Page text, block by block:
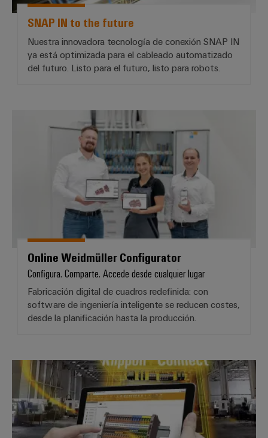
SNAP IN to the future
Nuestra innovadora tecnología de conexión SNAP IN
ya está optimizada para el cableado automatizado
del futuro. Listo para el futuro, listo para robots.
Online Weidmüller Configurator
Online Weidmüller Configurator
Configura. Comparte. Accede desde cualquier lugar
Fabricación digital de cuadros redefinida: con
software de ingeniería inteligente se reducen costes,
desde la planificación hasta la producción.
Fast Delivery Service